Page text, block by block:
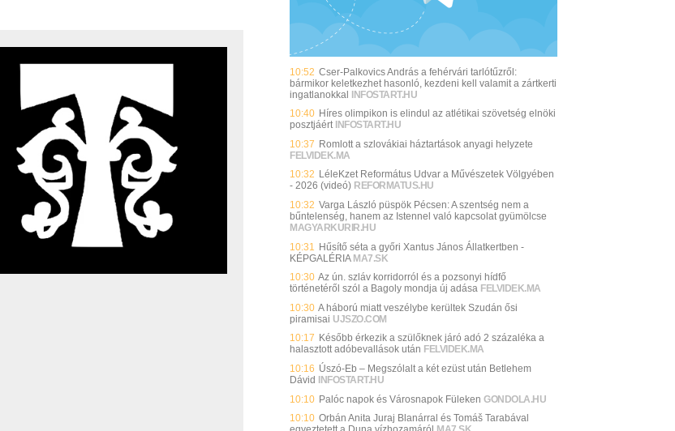
10:52 Cser-Palkovics András a fehérvári tarlótűzről:
bármikor keletkezhet hasonló, kezdeni kell valamit a zártkerti
ingatlanokkal INFOSTART.HU
10:40 Híres olimpikon is elindul az atlétikai szövetség elnöki
posztjáért INFOSTART.HU
10:37 Romlott a szlovákiai háztartások anyagi helyzete
FELVIDEK.MA
10:32 LéleKzet Református Udvar a Művészetek Völgyében
- 2026 (videó) REFORMATUS.HU
10:32 Varga László püspök Pécsen: A szentség nem a
bűntelenség, hanem az Istennel való kapcsolat gyümölcse
MAGYARKURIR.HU
10:31
Hűsítő séta a győri Xantus János Állatkertben -
KÉPGALÉRIA MA7.SK
10:30 Az ún. szláv korridorról és a pozsonyi hídfő
történetéről szól a Bagoly mondja új adása FELVIDEK.MA
10:30 A háború miatt veszélybe kerültek Szudán ősi
piramisai UJSZO.COM
10:17 Később érkezik a szülőknek járó adó 2 százaléka a
halasztott adóbevallások után FELVIDEK.MA
10:16 Úszó-Eb – Megszólalt a két ezüst után Betlehem
Dávid
INFOSTART.HU
10:10 Palóc napok és Városnapok Füleken GONDOLA.HU
10:10 Orbán Anita Juraj Blanárral és Tomáš Tarabával